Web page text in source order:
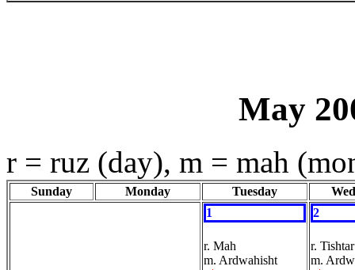
May
r = ruz (day), m = mah
Sunday Monday Tuesday
1
r. Mah
m. Ardwahisht
2
r. Tishtar
m.